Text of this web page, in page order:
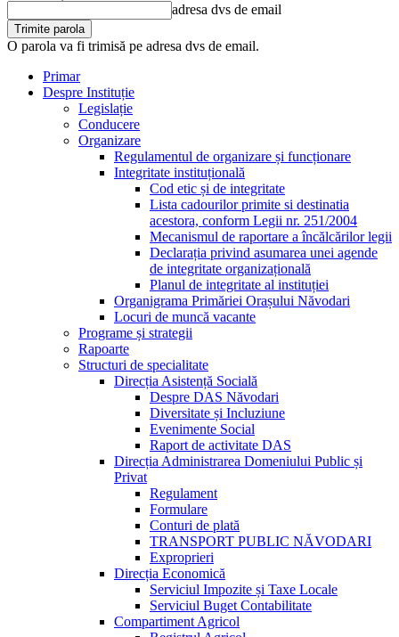
adresa dvs de email
O parola va fi trimisă pe adresa dvs de email.
Primar
Despre Instituție
Legislație
Conducere
Organizare
Regulamentul de organizare și funcționare
Integritate instituțională
Cod etic și de integritate
Lista cadourilor primite si destinatia
acestora, conform Legii nr. 251/2004
Mecanismul de raportare a încălcărilor legii
Declarația privind asumarea unei agende
de integritate organizațională
Planul de integritate al instituției
Organigrama Primăriei Orașului Năvodari
Locuri de muncă vacante
Programe și strategii
Rapoarte
Structuri de specialitate
Direcția Asistență Socială
Despre DAS Năvodari
Diversitate și Incluziune
Evenimente Social
Raport de activitate DAS
Direcția Administrarea Domeniului Public și
Privat
Regulament
Formulare
Conturi de plată
TRANSPORT PUBLIC NĂVODARI
Exproprieri
Direcția Economică
Serviciul Impozite și Taxe Locale
Serviciul Buget Contabilitate
Compartiment Agricol